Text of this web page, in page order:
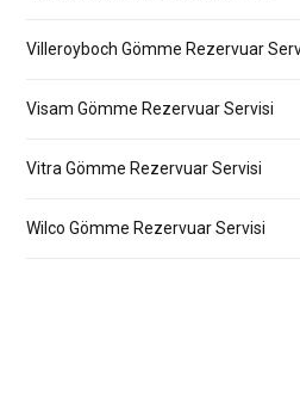
Villeroyboch Gömme Rezervuar
Visam Gömme Rezervuar Servisi
Vitra Gömme Rezervuar Servisi
Wilco Gömme Rezervuar Servisi